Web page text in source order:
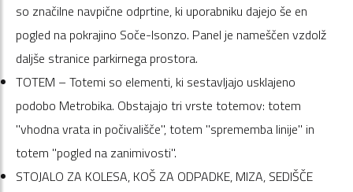
so značilne navpične odprtine, ki uporabniku dajejo še en
pogled na pokrajino Soče-Isonzo. Panel je nameščen vzdolž
daljše stranice parkirnega prostora.
TOTEM – Totemi so elementi, ki sestavljajo usklajeno
podobo Metrobika. Obstajajo tri vrste totemov: totem
"vhodna vrata in počivališče", totem "sprememba linije" in
totem "pogled na zanimivosti".
STOJALO ZA KOLESA, KOŠ ZA ODPADKE, MIZA, SEDIŠČE